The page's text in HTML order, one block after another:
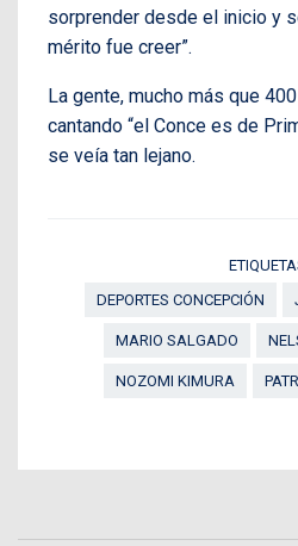
sorprender desde el inicio y
mérito fue creer”.
La gente, mucho más que
cantando “el Conce es de
se veía tan lejano.
DEPORTES CONCEPCIÓN
MARIO SALGADO
NOZOMI KIMURA